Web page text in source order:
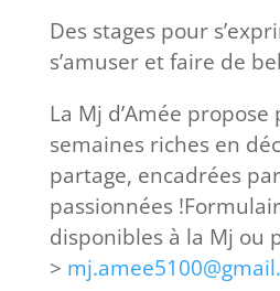
Des stages pour
s’amuser et faire de
La Mj d’Amée
semaines riches en
partage, encadrées
passionnées !
disponibles à la Mj ou
>